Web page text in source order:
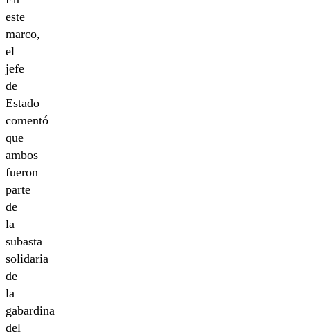
este
marco,
el
jefe
de
Estado
comentó
que
ambos
fueron
parte
de
la
subasta
solidaria
de
la
gabardina
del